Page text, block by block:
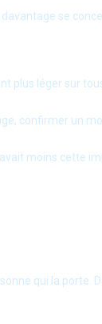
se
plus léger sur
confirmer un
moins cette
qui la porte.